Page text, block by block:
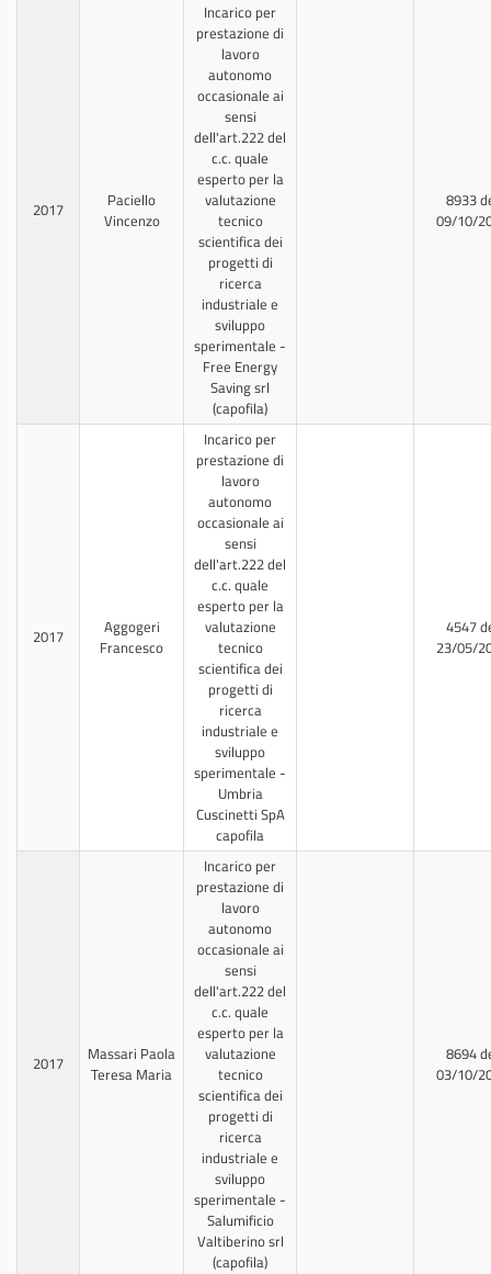
2017
Paciello
Vincenzo
Incarico per
prestazione di
lavoro
autonomo
occasionale ai
sensi
dell'art.222 del
c.c. quale
esperto per la
valutazione
tecnico
scientifica dei
progetti di
ricerca
industriale e
sviluppo
sperimentale -
Free Energy
Saving srl
(capofila)
8933
09/10/
2017
Aggogeri
Francesco
Incarico per
prestazione di
lavoro
autonomo
occasionale ai
sensi
dell'art.222 del
c.c. quale
esperto per la
valutazione
tecnico
scientifica dei
progetti di
ricerca
industriale e
sviluppo
sperimentale -
Umbria
Cuscinetti SpA
capofila
4547
23/05/
2017
Massari Paola
Teresa Maria
Incarico per
prestazione di
lavoro
autonomo
occasionale ai
sensi
dell'art.222 del
c.c. quale
esperto per la
valutazione
tecnico
scientifica dei
progetti di
ricerca
industriale e
sviluppo
sperimentale -
Salumificio
Valtiberino srl
(capofila)
8694
03/10/